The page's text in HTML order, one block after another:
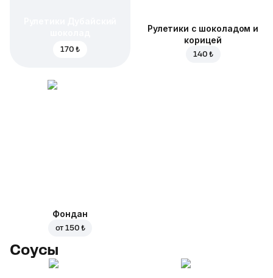
170 ₺
Рулетики с шоколадом и
корицей
140 ₺
Фондан
от150 ₺
Соусы